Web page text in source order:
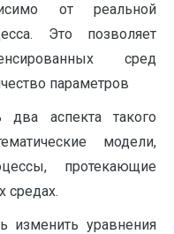
от реальной
Это позволяет
сред
параметров
два аспекта такого
модели,
протекающие
изменить уравнения